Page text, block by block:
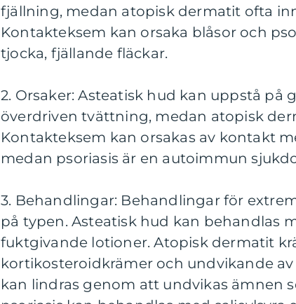
fjällning, medan atopisk dermatit ofta
Kontakteksem kan orsaka blåsor och
tjocka, fjällande fläckar.
2. Orsaker: Asteatisk hud kan uppstå på
överdriven tvättning, medan atopisk
Kontakteksem kan orsakas av kontakt
medan psoriasis är en autoimmun
3. Behandlingar: Behandlingar för
på typen. Asteatisk hud kan behandlas
fuktgivande lotioner. Atopisk dermatit
kortikosteroidkrämer och undvikande
kan lindras genom att undvikas ämnen